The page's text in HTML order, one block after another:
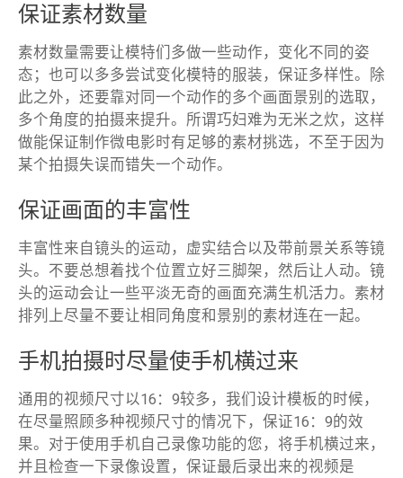
保证素材数量
素材数量需要让模特们多做一些动作，变化不同的姿
态；也可以多多尝试变化模特的服装，保证多样性。除
此之外，还要靠对同一个动作的多个画面景别的选取，
多个角度的拍摄来提升。所谓巧妇难为无米之炊，这样
做能保证制作微电影时有足够的素材挑选，不至于因为
某个拍摄失误而错失一个动作。
保证画面的丰富性
丰富性来自镜头的运动，虚实结合以及带前景关系等镜
头。不要总想着找个位置立好三脚架，然后让人动。镜
头的运动会让一些平淡无奇的画面充满生机活力。素材
排列上尽量不要让相同角度和景别的素材连在一起。
手机拍摄时尽量使手机横过来
通用的视频尺寸以16：9较多，我们设计模板的时候，
在尽量照顾多种视频尺寸的情况下，保证16：9的效
果。对于使用手机自己录像功能的您，将手机横过来，
并且检查一下录像设置，保证最后录出来的视频是